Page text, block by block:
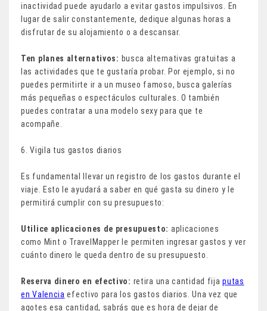
inactividad puede ayudarlo a evitar gastos impulsivos. En
lugar de salir constantemente, dedique algunas horas a
disfrutar de su alojamiento o a descansar.
Ten planes alternativos: busca alternativas gratuitas a
las actividades que te gustaría probar. Por ejemplo, si no
puedes permitirte ir a un museo famoso, busca galerías
más pequeñas o espectáculos culturales. O también
puedes contratar a una modelo sexy para que te
acompañe.
6. Vigila tus gastos diarios
Es fundamental llevar un registro de los gastos durante el
viaje. Esto le ayudará a saber en qué gasta su dinero y le
permitirá cumplir con su presupuesto:
Utilice aplicaciones de presupuesto: aplicaciones
como Mint o TravelMapper le permiten ingresar gastos y ver
cuánto dinero le queda dentro de su presupuesto.
Reserva dinero en efectivo: retira una cantidad fijaputas
en Valencia efectivo para los gastos diarios. Una vez que
agotes esa cantidad, sabrás que es hora de dejar de